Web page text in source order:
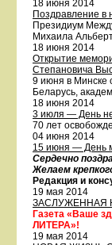
18 июня 2014
Поздравление в
Президиум
Михаила
18 июня 2014
Открытие
Степановича
9 июня в Минске
Беларусь,
18 июня 2014
3 июля — День
70 лет
04 июня 2014
15 июня — День
Сердечно
Желаем
Редакция и
19 мая 2014
ЗАСЛУЖЕННАЯ
Газета «Ваше
ЛИТЕРА»!
19 мая 2014